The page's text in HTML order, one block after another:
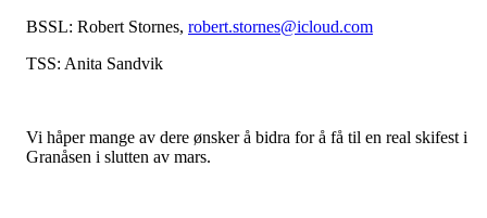
BSSL: Robert Stornes, robert.stornes@icloud.com
TSS: Anita Sandvik
Vi håper mange av dere ønsker å bidra for å få til en real skifest i
Granåsen i slutten av mars.